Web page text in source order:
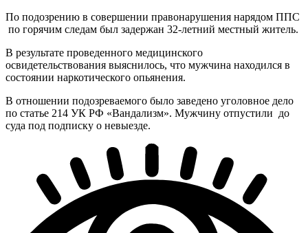
По подозрению в совершении правонарушения нарядом ППС
по горячим следам был задержан 32-летний местный житель.
В результате проведенного медицинского
освидетельствования выяснилось, что мужчина находился в
состоянии наркотического опьянения.
В отношении подозреваемого было заведено уголовное дело
по статье 214 УК РФ «Вандализм». Мужчину отпустили до
суда под подписку о невыезде.